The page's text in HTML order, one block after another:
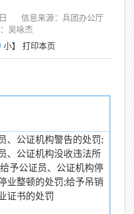
信息来源：兵团办公厅
吴咏杰
小】 打印本页
、公证机构警告的处罚;
、公证机构没收违法所
给予公证员、公证机构停
业整顿的处罚;给予吊销
证书的处罚